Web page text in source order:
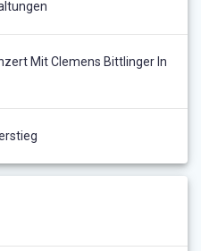
Mit Clemens Bittlinger In